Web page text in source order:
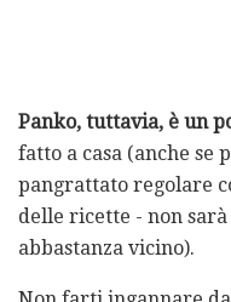
Panko, tuttavia, è un
fatto a casa (anche
pangrattato regolare
delle ricette - non sarà
abbastanza vicino).